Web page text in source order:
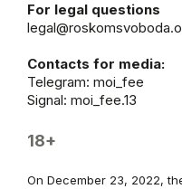
For legal questions
Contacts for media:
Telegram: moi_fee
Signal: moi_fee.13
18+
On December 23, 2022,